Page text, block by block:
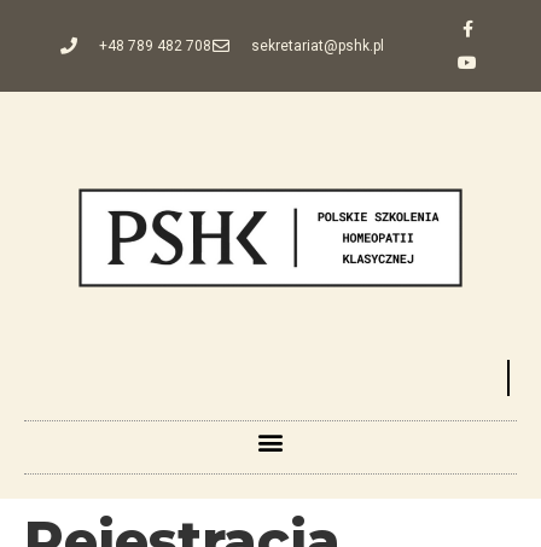
+48 789 482 708 sekretariat@pshk.pl